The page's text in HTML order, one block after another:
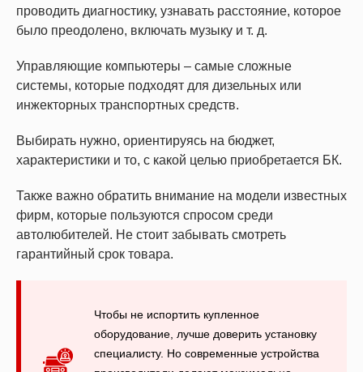
проводить диагностику, узнавать расстояние, которое
было преодолено, включать музыку и т. д.
Управляющие компьютеры – самые сложные
системы, которые подходят для дизельных или
инжекторных транспортных средств.
Выбирать нужно, ориентируясь на бюджет,
характеристики и то, с какой целью приобретается БК.
Также важно обратить внимание на модели известных
фирм, которые пользуются спросом среди
автолюбителей. Не стоит забывать смотреть
гарантийный срок товара.
Чтобы не испортить купленное
оборудование, лучше доверить установку
специалисту. Но современные устройства